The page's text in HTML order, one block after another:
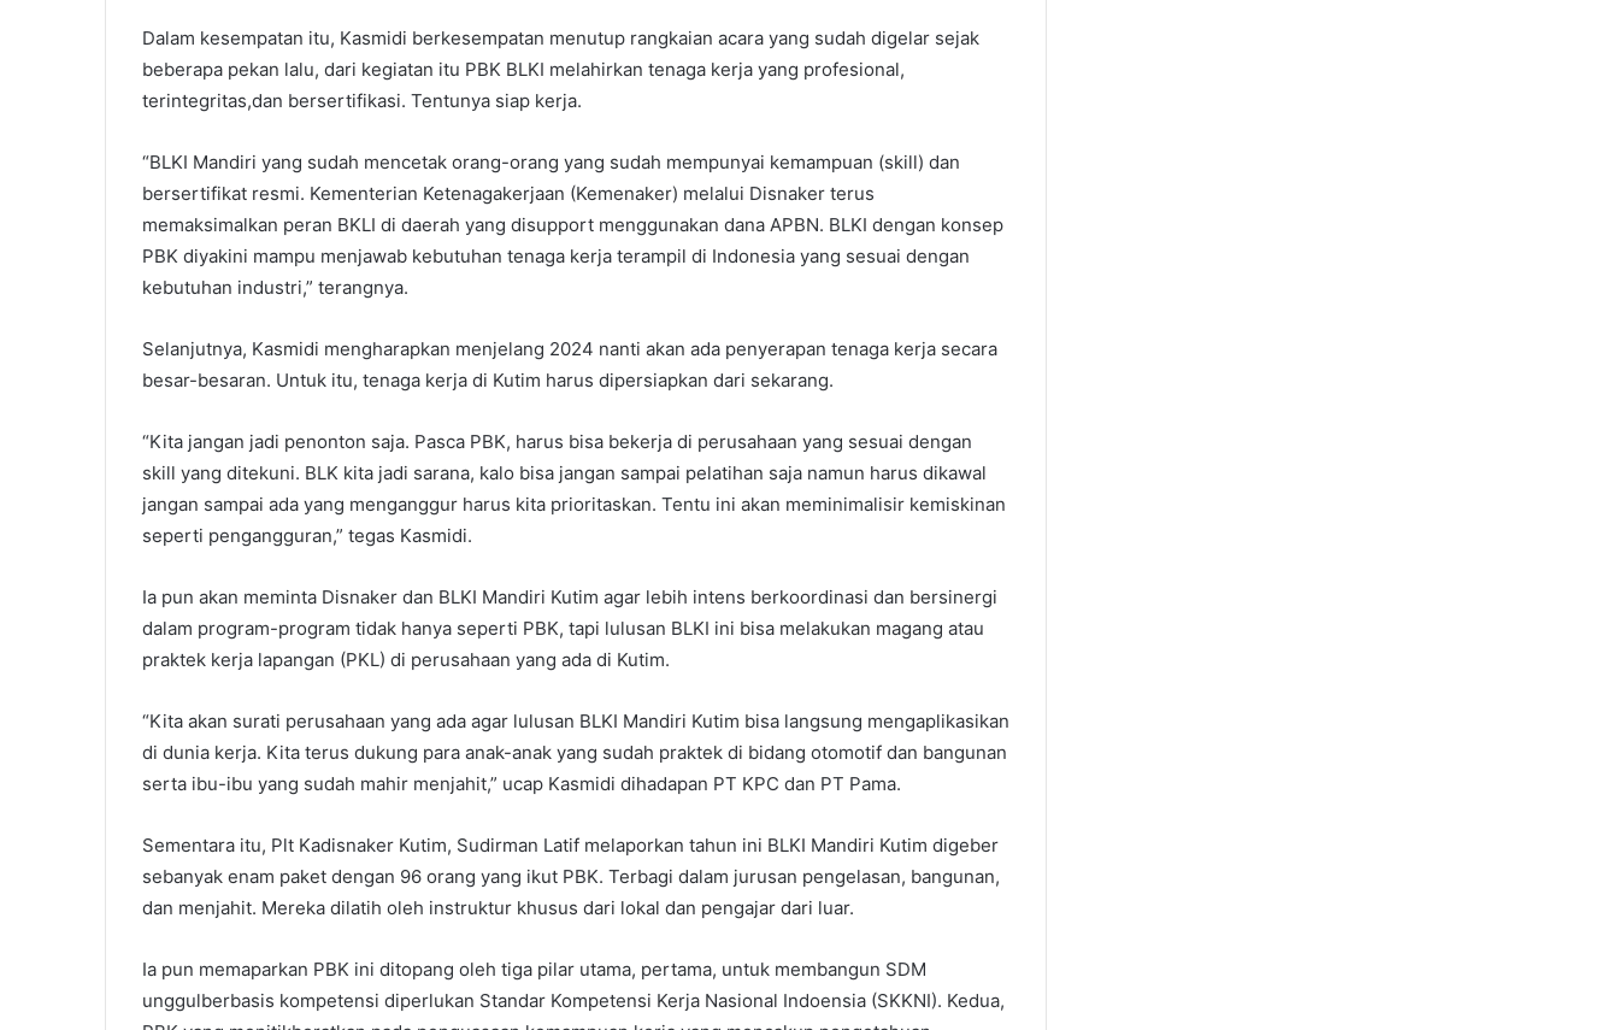
Dalam kesempatan itu, Kasmidi berkesempatan menutup rangkaian acara yang sudah digelar sejak
beberapa pekan lalu, dari kegiatan itu PBK BLKI melahirkan tenaga kerja yang profesional,
terintegritas,dan bersertifikasi. Tentunya siap kerja.
“BLKI Mandiri yang sudah mencetak orang-orang yang sudah mempunyai kemampuan (skill) dan
bersertifikat resmi. Kementerian Ketenagakerjaan (Kemenaker) melalui Disnaker terus
memaksimalkan peran BKLI di daerah yang disupport menggunakan dana APBN. BLKI dengan konsep
PBK diyakini mampu menjawab kebutuhan tenaga kerja terampil di Indonesia yang sesuai dengan
kebutuhan industri,” terangnya.
Selanjutnya, Kasmidi mengharapkan menjelang 2024 nanti akan ada penyerapan tenaga kerja secara
besar-besaran. Untuk itu, tenaga kerja di Kutim harus dipersiapkan dari sekarang.
“Kita jangan jadi penonton saja. Pasca PBK, harus bisa bekerja di perusahaan yang sesuai dengan
skill yang ditekuni. BLK kita jadi sarana, kalo bisa jangan sampai pelatihan saja namun harus dikawal
jangan sampai ada yang menganggur harus kita prioritaskan. Tentu ini akan meminimalisir kemiskinan
seperti pengangguran,” tegas Kasmidi.
Ia pun akan meminta Disnaker dan BLKI Mandiri Kutim agar lebih intens berkoordinasi dan bersinergi
dalam program-program tidak hanya seperti PBK, tapi lulusan BLKI ini bisa melakukan magang atau
praktek kerja lapangan (PKL) di perusahaan yang ada di Kutim.
“Kita akan surati perusahaan yang ada agar lulusan BLKI Mandiri Kutim bisa langsung mengaplikasikan
di dunia kerja. Kita terus dukung para anak-anak yang sudah praktek di bidang otomotif dan bangunan
serta ibu-ibu yang sudah mahir menjahit,” ucap Kasmidi dihadapan PT KPC dan PT Pama.
Sementara itu, Plt Kadisnaker Kutim, Sudirman Latif melaporkan tahun ini BLKI Mandiri Kutim digeber
sebanyak enam paket dengan 96 orang yang ikut PBK. Terbagi dalam jurusan pengelasan, bangunan,
dan menjahit. Mereka dilatih oleh instruktur khusus dari lokal dan pengajar dari luar.
Ia pun memaparkan PBK ini ditopang oleh tiga pilar utama, pertama, untuk membangun SDM
unggulberbasis kompetensi diperlukan Standar Kompetensi Kerja Nasional Indoensia (SKKNI). Kedua,